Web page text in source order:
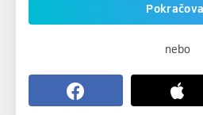
nebo